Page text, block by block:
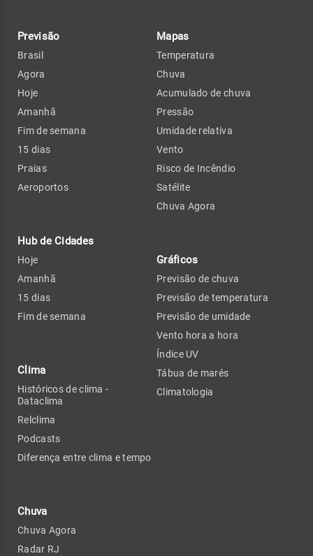
Previsão
Brasil
Agora
Hoje
Amanhã
Fim de semana
15 dias
Praias
Aeroportos
Hub de Cidades
Hoje
Amanhã
15 dias
Fim de semana
Clima
Históricos de clima -
Dataclima
Relclima
Podcasts
Diferença entre clima e tempo
Chuva
Chuva Agora
Radar RJ
Mapas
Temperatura
Chuva
Acumulado de chuva
Pressão
Umidade relativa
Vento
Risco de Incêndio
Satélite
Chuva Agora
Gráficos
Previsão de chuva
Previsão de temperatura
Previsão de umidade
Vento hora a hora
Índice UV
Tábua de marés
Climatologia